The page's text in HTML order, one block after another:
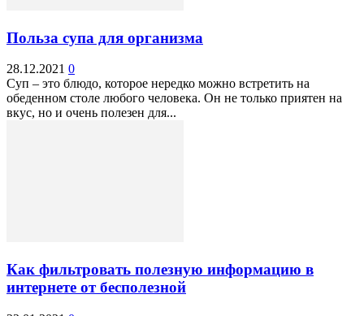
Польза супа для организма
28.12.2021 0
Суп – это блюдо, которое нередко можно встретить на
обеденном столе любого человека. Он не только приятен на
вкус, но и очень полезен для...
Как фильтровать полезную информацию в
интернете от бесполезной